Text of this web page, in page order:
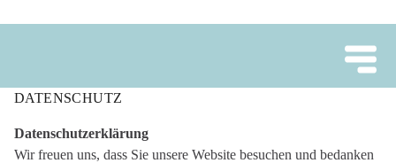
DATENSCHUTZ
Datenschutzerklärung
Wir freuen uns, dass Sie unsere Website besuchen und bedanken